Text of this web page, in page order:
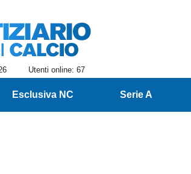
Utenti online: 67
Esclusiva NC Serie A